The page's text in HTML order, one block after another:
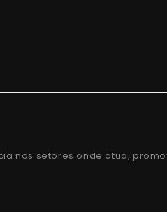
nos setores onde atua,